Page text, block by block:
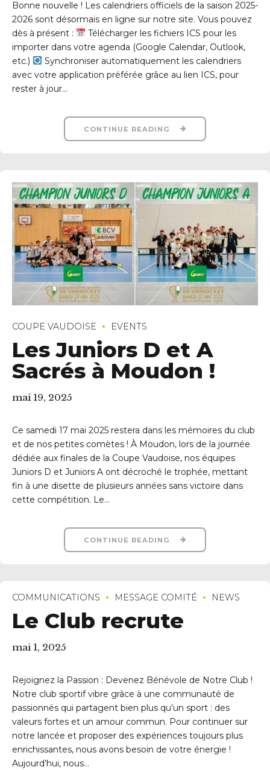
Bonne nouvelle ! Les calendriers officiels de la saison 2025-
2026 sont désormais en ligne sur notre site. Vous pouvez
dès à présent :
Télécharger les fichiers ICS pour les
importer dans votre agenda (Google Calendar, Outlook,
etc.)
Synchroniser automatiquement les calendriers
avec votre application préférée grâce au lien ICS, pour
rester à jour...
CONTINUE READING
COUPE VAUDOISE EVENTS
Les Juniors D et A
Sacrés à Moudon !
mai 19, 2025
Ce samedi 17 mai 2025 restera dans les mémoires du club
et de nos petites comètes ! À Moudon, lors de la journée
dédiée aux finales de la Coupe Vaudoise, nos équipes
Juniors D et Juniors A ont décroché le trophée, mettant
fin à une disette de plusieurs années sans victoire dans
cette compétition. Le...
CONTINUE READING
COMMUNICATIONS MESSAGE COMITÉ NEWS
Le Club recrute
mai 1, 2025
Rejoignez la Passion : Devenez Bénévole de Notre Club !
Notre club sportif vibre grâce à une communauté de
passionnés qui partagent bien plus qu’un sport : des
valeurs fortes et un amour commun. Pour continuer sur
notre lancée et proposer des expériences toujours plus
enrichissantes, nous avons besoin de votre énergie !
Aujourd’hui, nous...